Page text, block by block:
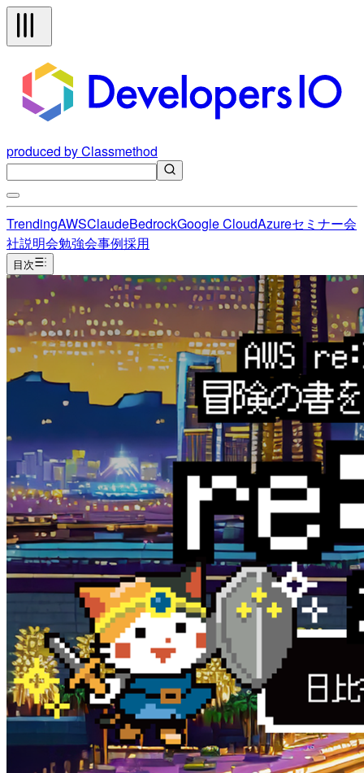
produced by Classmethod
TrendingAWSClaudeBedrockGoogle CloudAzureセミナー会
社説明会勉強会事例採用
目次